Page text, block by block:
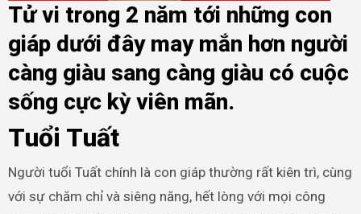
Tử vi trong 2 năm tới những con
giáp dưới đây may mắn hơn người
càng giàu sang càng giàu có cuộc
sống cực kỳ viên mãn.
Tuổi Tuất
Người tuổi Tuất chính là con giáp thường rất kiên trì, cùng
với sự chăm chỉ và siêng năng, hết lòng với mọi công